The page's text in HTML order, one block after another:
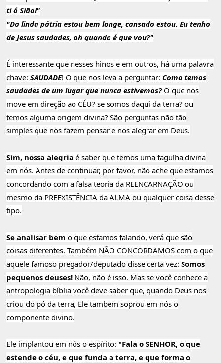
ti ó Sião!"
"Da linda pátria estou bem longe, cansado estou. Eu tenho
de Jesus saudades, oh quando é que vou?"
É interessante que nesses hinos e em outros, há uma palavra
chave:SAUDADE! O que nos leva a perguntar: Como temos
saudades de um lugar que nunca estivemos? O que nos
move em direção ao CÉU? se somos daqui da terra? ou
temos alguma origem divina? São perguntas não tão
simples que nos fazem pensar e nos alegrar em Deus.
Sim, nossa alegria é saber que temos uma fagulha divina
em nós. Antes de continuar, por favor, não ache que estamos
concordando com a falsa teoria da REENCARNAÇÃO ou
mesmo da PREEXISTÊNCIA da ALMA ou qualquer coisa desse
tipo.
Se analisar bem o que estamos falando, verá que são
coisas diferentes. Também NÃO CONCORDAMOS com o que
aquele famoso pregador/deputado disse certa vez:Somos
pequenos deuses! Não, não é isso. Mas se você conhece a
antropologia bíblia você deve saber que, quando Deus nos
criou do pó da terra, Ele também soprou em nós o
componente divino.
Ele implantou em nós o espírito: "Fala o SENHOR, o que
estende o céu, e que funda a terra, e que forma o